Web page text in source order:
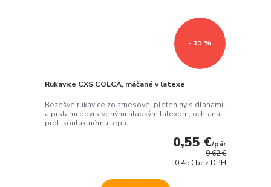
- 11 %
Rukavice CXS COLCA, máčané v latexe
Bezešvé rukavice zo zmesovej pleteniny s dlanami
a prstami povrstvenými hladkým latexom, ochrana
proti kontaktnému teplu...
0,62 €
0,55 €/pár
0,45 €bez DPH